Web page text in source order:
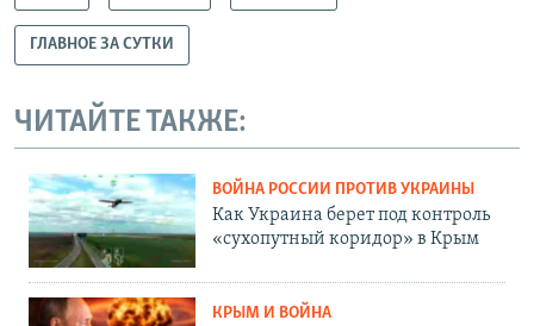
ГЛАВНОЕ ЗА СУТКИ
ЧИТАЙТЕ ТАКЖЕ:
ВОЙНА РОССИИ ПРОТИВ УКРАИНЫ
Как Украина берет под контроль
«сухопутный коридор» в Крым
КРЫМ И ВОЙНА